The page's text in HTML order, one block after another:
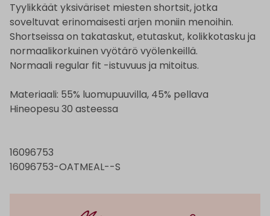
Tyylikkäät yksiväriset miesten shortsit, jotka
soveltuvat erinomaisesti arjen moniin menoihin.
Shortseissa on takataskut, etutaskut, kolikkotasku ja
normaalikorkuinen vyötärö vyölenkeillä.
Normaali regular fit -istuvuus ja mitoitus.
Materiaali: 55% luomupuuvilla, 45% pellava
Hineopesu 30 asteessa
16096753
16096753-OATMEAL--S